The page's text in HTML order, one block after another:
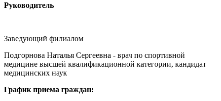
Руководитель
Заведующий филиалом
Подгорнова Наталья Сергеевна - врач по спортивной
медицине высшей квалификационной категории, кандидат
медицинских наук
График приема граждан: